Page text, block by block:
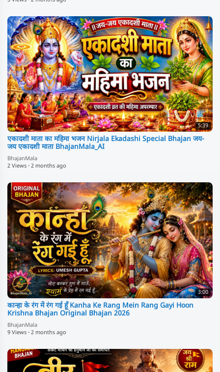
5:39
⁣एकादशी माता का महिमा भजन Nirjala Ekadashi Special Bhajan जय-
जय एकादशी माता BhajanMala_AI
BhajanMala
2 Views · 2 months ago
3:00
⁣कान्हा के रंग में रंग गई हूँ Kanha Ke Rang Mein Rang Gayi Hoon
Krishna Bhajan Original Bhajan 2026
BhajanMala
9 Views · 2 months ago